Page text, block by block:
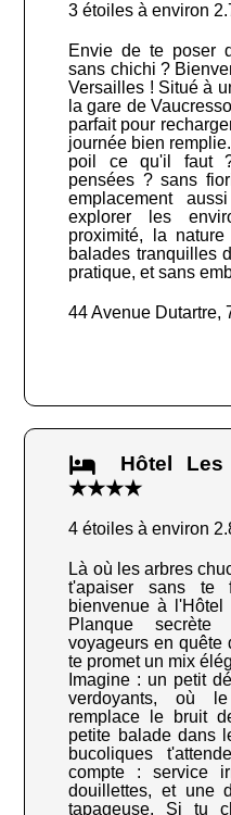
3 étoiles à environ
Envie de te poser
sans chichi ?
Versailles ! Situé à
la gare de
parfait pour
journée bien
poil ce qu'il faut
pensées ? sans
emplacement
explorer les
proximité, la
balades tranquilles
pratique, et sans
44 Avenue Dutartre,
Hôtel
★★★★
4 étoiles à environ
Là où les arbres
t'apaiser sans te
bienvenue à
Planque
voyageurs en quête
te promet un mix
Imagine : un petit
verdoyants, où
remplace le bruit
petite balade dans
bucoliques
compte : service
douillettes, et une
tapageuse. Si tu